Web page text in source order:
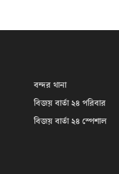
বন্দর থানা
বিজয় বার্তা ২৪ পরিবার
বিজয় বার্তা ২৪ স্পেশাল